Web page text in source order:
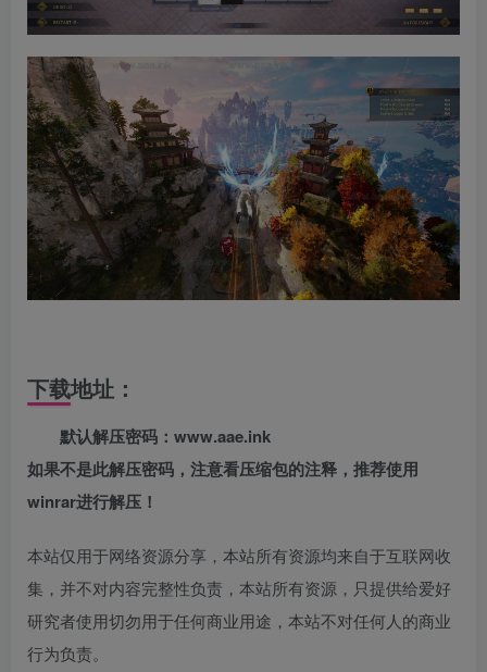
下载地址：
默认解压密码：www.aae.ink
如果不是此解压密码，注意看压缩包的注释，推荐使用
winrar进行解压！
本站仅用于网络资源分享，本站所有资源均来自于互联网收
集，并不对内容完整性负责，本站所有资源，只提供给爱好
研究者使用切勿用于任何商业用途，本站不对任何人的商业
行为负责。